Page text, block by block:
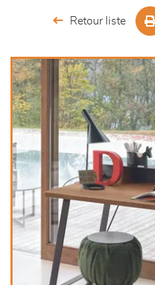
meubles de complément
chambres et dressing
literie
décoration
Retour liste